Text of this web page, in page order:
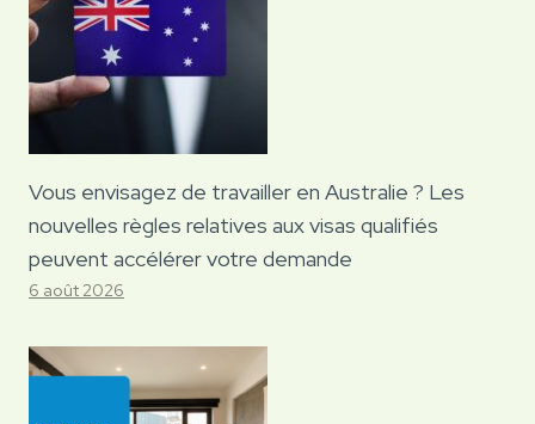
Vous envisagez de travailler en Australie ? Les
nouvelles règles relatives aux visas qualifiés
peuvent accélérer votre demande
6 août 2026